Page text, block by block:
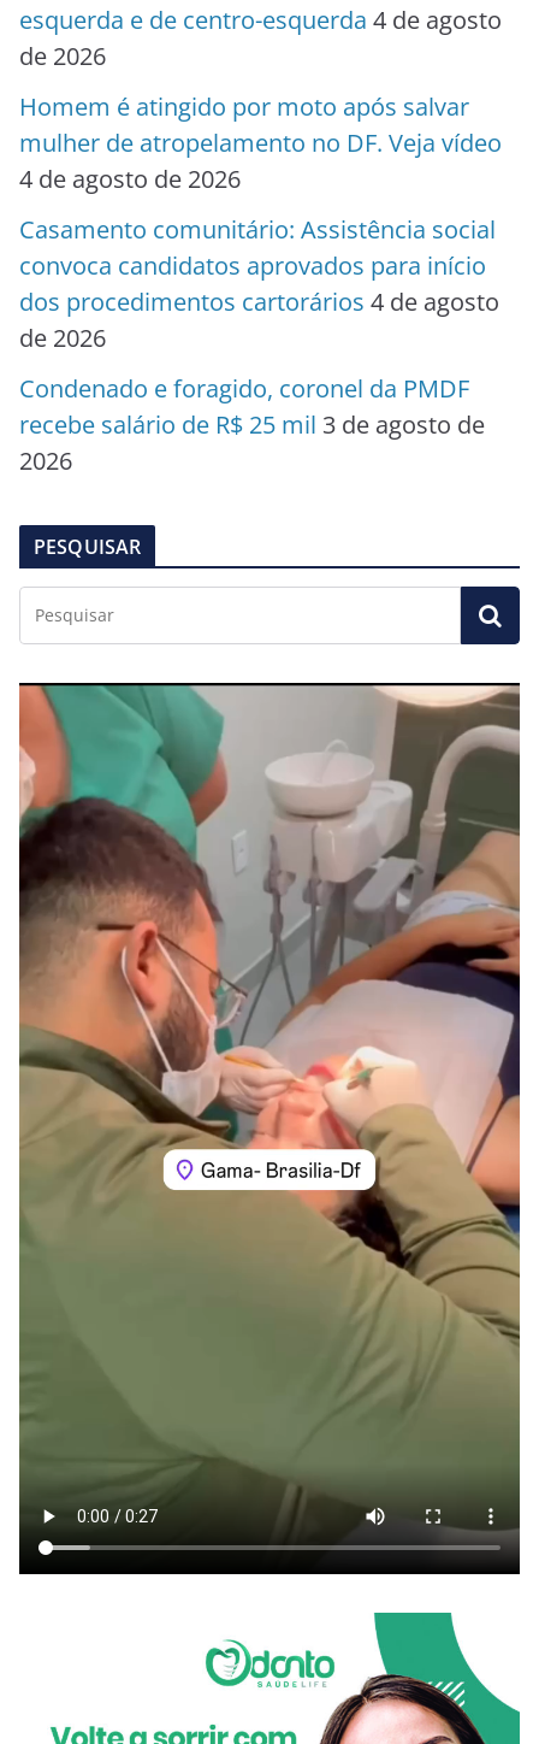
esquerda e de centro-esquerda 4 de agosto
de 2026
Homem é atingido por moto após salvar
mulher de atropelamento no DF. Veja vídeo
4 de agosto de 2026
Casamento comunitário: Assistência social
convoca candidatos aprovados para início
dos procedimentos cartorários 4 de agosto
de 2026
Condenado e foragido, coronel da PMDF
recebe salário de R$ 25 mil 3 de agosto de
2026
PESQUISAR